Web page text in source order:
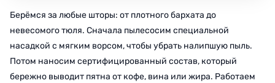
Берёмся за любые шторы: от плотного бархата до
невесомого тюля. Сначала пылесосим специальной
насадкой с мягким ворсом, чтобы убрать налипшую пыль.
Потом наносим сертифицированный состав, который
бережно выводит пятна от кофе, вина или жира. Работаем